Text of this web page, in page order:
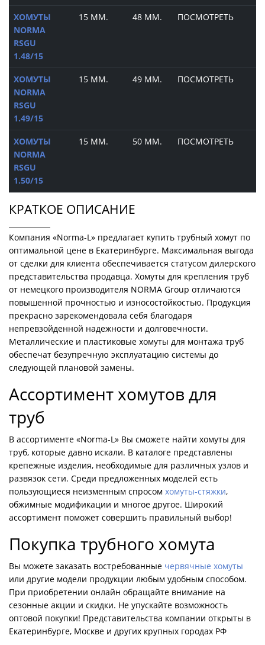
КРАТКОЕ ОПИСАНИЕ
Компания «Norma-L» предлагает купить трубный хомут по
оптимальной цене в Екатеринбурге. Максимальная выгода
от сделки для клиента обеспечивается статусом дилерского
представительства продавца. Хомуты для крепления труб
от немецкого производителя NORMA Group отличаются
повышенной прочностью и износостойкостью. Продукция
прекрасно зарекомендовала себя благодаря
непревзойденной надежности и долговечности.
Металлические и пластиковые хомуты для монтажа труб
обеспечат безупречную эксплуатацию системы до
следующей плановой замены.
Ассортимент хомутов для
труб
В ассортименте «Norma-L» Вы сможете найти хомуты для
труб, которые давно искали. В каталоге представлены
крепежные изделия, необходимые для различных узлов и
развязок сети. Среди предложенных моделей есть
пользующиеся неизменным спросом хомуты-стяжки,
обжимные модификации и многое другое. Широкий
ассортимент поможет совершить правильный выбор!
Покупка трубного хомута
Вы можете заказать востребованные червячные хомуты
или другие модели продукции любым удобным способом.
При приобретении онлайн обращайте внимание на
сезонные акции и скидки. Не упускайте возможность
оптовой покупки! Представительства компании открыты в
Екатеринбурге, Москве и других крупных городах РФ
ХОМУТЫ
NORMA
RSGU
1.48/15
15 ММ. 48 ММ. ПОСМОТРЕТЬ
ХОМУТЫ
NORMA
RSGU
1.49/15
15 ММ. 49 ММ. ПОСМОТРЕТЬ
ХОМУТЫ
NORMA
RSGU
1.50/15
15 ММ. 50 ММ. ПОСМОТРЕТЬ